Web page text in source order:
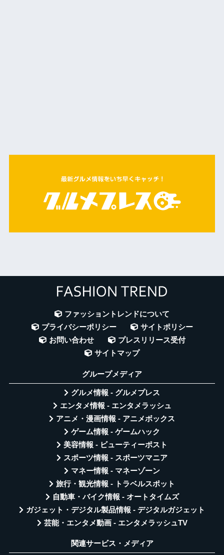
ファッショントレンドについて
プライバシーポリシー
サイトポリシー
お問い合わせ
プレスリリース受付
サイトマップ
グループメディア
グルメ情報 - グルメプレス
エンタメ情報 - エンタメラッシュ
アニメ・漫画情報 - アニメボックス
ゲーム情報 - ゲームハック
美容情報 - ビューティーポスト
スポーツ情報 - スポーツマニア
マネー情報 - マネーゾーン
旅行・観光情報 - トラベルスポット
自動車・バイク情報 - オートタイムズ
ガジェット・デジタル製品情報 - デジタルガジェット
芸能・エンタメ動画 - エンタメラッシュTV
関連サービス・メディア